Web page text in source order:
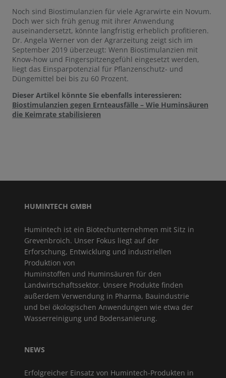
Noch sind Biostimulanzien für viele Agrarwirte ein Novum.
Doch wer sich früh genug mit ihrer Anwendung
auseinandersetzt, könnte langfristig erheblich profitieren.
Dr. Angela Werner von der Agrarzeitung zeigt sich im
September 2019 überzeugt: Wenn Biostimulanzien mit
Know-how und Fingerspitzengefühl eingesetzt werden,
liegt das Einsparpotenzial für Pflanzenschutz- und
Düngemittel bei bis zu 60 Prozent.
Dieser Artikel könnte Sie ebenfalls interessieren:
Biostimulanzien gegen Ernteausfälle – Wie Huminsäuren
die Keimrate stabilisieren
HUMINTECH GMBH
Humintech ist ein Biotechunternehmen mit Sitz in
Grevenbroich. Unser Fokus liegt auf der
Erforschung, Entwicklung und industriellen
Produktion von
Huminstoffen und Huminsäuren für den
Landwirtschaftssektor. Unsere Produkte finden
außerdem Verwendung in Pharma, Bauindustrie
und bei ökologischen Anwendungen wie etwa der
Wasserreinigung und Bodensanierung.
NEWS
Erfolgreicher Einsatz von Humintech-Produkten in